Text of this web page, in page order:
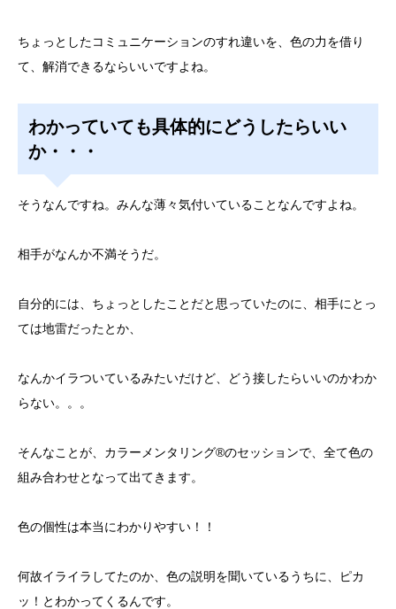
ちょっとしたコミュニケーションのすれ違いを、色の力を借り
て、解消できるならいいですよね。
わかっていても具体的にどうしたらいい
か・・・
そうなんですね。みんな薄々気付いていることなんですよね。
相手がなんか不満そうだ。
自分的には、ちょっとしたことだと思っていたのに、相手にとっ
ては地雷だったとか、
なんかイラついているみたいだけど、どう接したらいいのかわか
らない。。。
そんなことが、カラーメンタリング®のセッションで、全て色の
組み合わせとなって出てきます。
色の個性は本当にわかりやすい！！
何故イライラしてたのか、色の説明を聞いているうちに、ピカ
ッ！とわかってくるんです。